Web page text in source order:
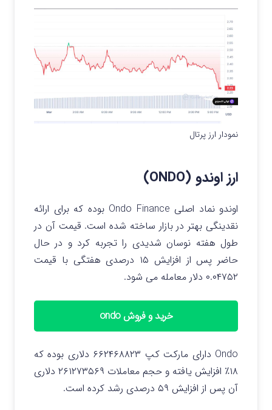
نمودار ارز پرتال
ارز اوندو (ONDO)
اوندو نماد اصلی Ondo Finance بوده که برای ارائه
نقدینگی بهتر در بازار ساخته شده است. قیمت آن در
طول هفته نوسان شدیدی را تجربه کرد و در حال
حاضر پس از افزایش ۱۵ درصدی هفتگی با قیمت
۰.۰۴۷۵۲ دلار معامله می شود.
خرید و فروش ondo
Ondo دارای مارکت کپ ۶۶۲۴۶۸۸۲۳ دلاری بوده که
۱۸٪ افزایش یافته و حجم معاملات ۲۶۱۲۷۳۵۶۹ دلاری
آن پس از افزایش ۵۹ درصدی رشد کرده است.